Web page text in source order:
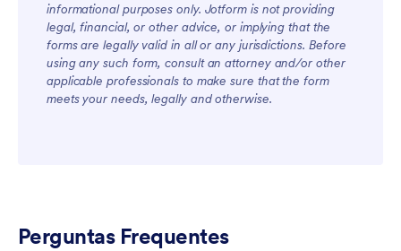
informational purposes only. Jotform is not providing
legal, financial, or other advice, or implying that the
forms are legally valid in all or any jurisdictions. Before
using any such form, consult an attorney and/or other
applicable professionals to make sure that the form
meets your needs, legally and otherwise.
Perguntas Frequentes